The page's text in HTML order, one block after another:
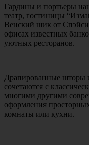
Гардины и портьеры
театр, гостиницы
Венский шик от Спэйси
офисах известных
уютных ресторанов.
Драпированные шторы
сочетаются с
многими другими
оформления
комнаты или кухни.